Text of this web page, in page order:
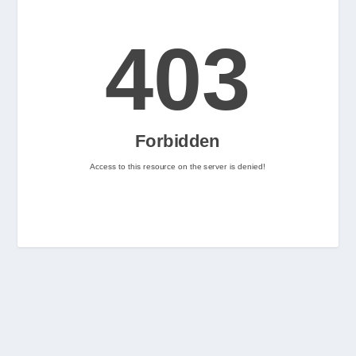
2
Nintenhype.Cat @nintenhype.cat
📅 Ja tenim aquí els
setmana? 👀